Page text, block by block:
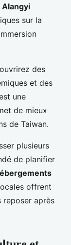
Alangyi
sur la
des
et des
une
de mieux
de Taiwan.
plusieurs
de planifier
offrent
après